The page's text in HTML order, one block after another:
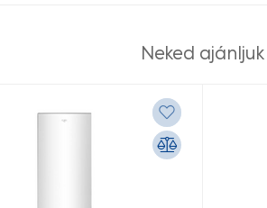
Neked ajánljuk